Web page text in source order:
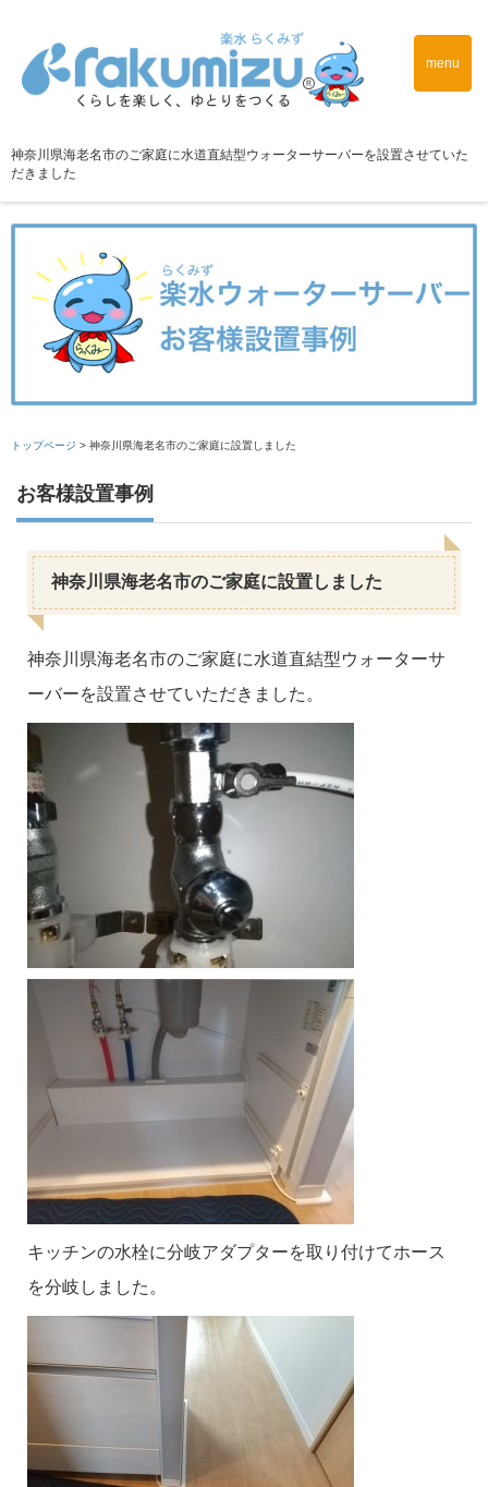
menu
神奈川県海老名市のご家庭に水道直結型ウォーターサーバーを設置させていた
だきました
トップページ > 神奈川県海老名市のご家庭に設置しました
お客様設置事例
神奈川県海老名市のご家庭に設置しました
神奈川県海老名市のご家庭に水道直結型ウォーターサ
ーバーを設置させていただきました。
キッチンの水栓に分岐アダプターを取り付けてホース
を分岐しました。